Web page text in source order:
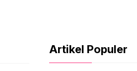
Artikel Populer